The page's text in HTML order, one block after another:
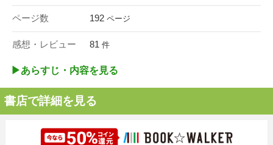
ページ数 192 ページ
感想・レビュー 81 件
▶︎あらすじ・内容を見る
書店で詳細を見る